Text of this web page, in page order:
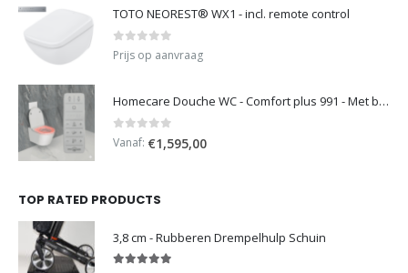
TOTO NEOREST® WX1 - incl. remote control
0 out of 5
Prijs op aanvraag
Homecare Douche WC - Comfort plus 991 - Met brilverwarming
0 out of 5
Vanaf: €1,595,00
TOP RATED PRODUCTS
3,8 cm - Rubberen Drempelhulp Schuin